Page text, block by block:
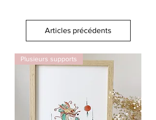
Articles précédents
Plusieurs supports